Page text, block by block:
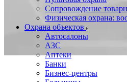
Сопровождение
Физическая охрана:
Охрана объектов
Автосалоны
АЗС
Аптеки
Банки
Бизнес-центры